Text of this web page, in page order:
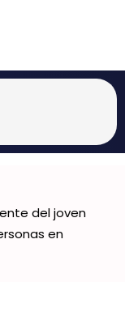
del joven
en